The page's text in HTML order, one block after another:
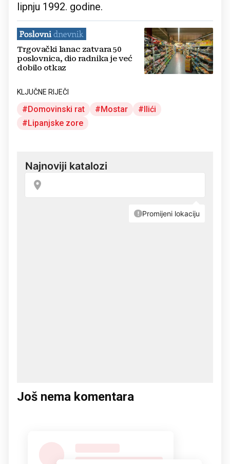
lipnju 1992. godine.
Trgovački lanac zatvara 50
poslovnica, dio radnika je već
dobilo otkaz
KLJUČNE RIJEČI
Domovinski rat Mostar
Ilići
Lipanjske zore
Još nema komentara